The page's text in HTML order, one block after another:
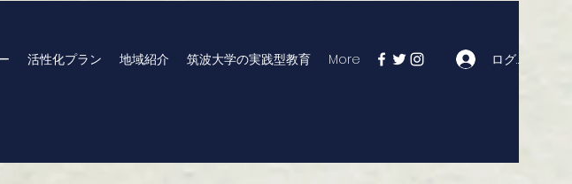
活性化プラン 地域紹介 筑波大学の実践型教育 More ログイン